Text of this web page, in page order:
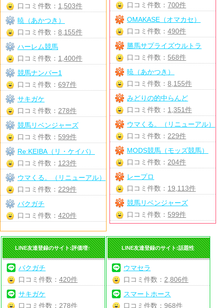
口コミ件数：700件
OMAKASE（オマカセ）
口コミ件数：490件
勝馬サプライズウルトラ
口コミ件数： 568件
暁（あかつき）
口コミ件数：8,155件
みどりの的中らんど
口コミ件数： 1,351件
ウマくる。（リニューアル）
口コミ件数： 229件
MODS競馬（モッズ競馬）
口コミ件数： 204件
レープロ
口コミ件数： 19,113件
競馬リベンジャーズ
口コミ件数： 599件
口コミ件数： 1,503件
暁（あかつき）
口コミ件数： 8,155件
ハーレム競馬
口コミ件数： 1,400件
競馬ナンバー1
口コミ件数： 697件
サキガケ
口コミ件数： 278件
競馬リベンジャーズ
口コミ件数： 599件
Re:KEIBA（リ・ケイバ）
口コミ件数： 123件
ウマくる。（リニューアル）
口コミ件数： 229件
バクガチ
口コミ件数： 420件
LINE友達登録のサイト:評価増↑
バクガチ
口コミ件数：420件
サキガケ
口コミ件数： 278件
LINE友達登録のサイト:話題性
ウマセラ
口コミ件数： 2,806件
スマートホース
口コミ件数： 968件